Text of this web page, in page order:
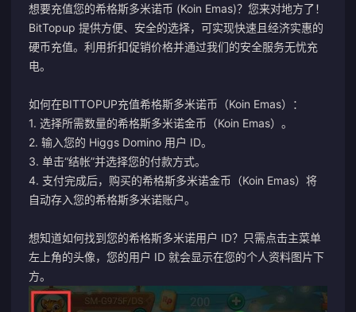
想要充值您的希格斯多米诺币 (Koin Emas)？您来对地方了！
BitTopup 提供方便、安全的选择，可实现快速且经济实惠的
硬币充值。利用折扣促销价格并通过我们的安全服务无忧充
电。
如何在BITTOPUP充值希格斯多米诺币（Koin Emas）：
1. 选择所需数量的希格斯多米诺金币（Koin Emas）。
2. 输入您的 Higgs Domino 用户 ID。
3. 单击“结帐”并选择您的付款方式。
4. 支付完成后，购买的希格斯多米诺金币（Koin Emas）将
自动存入您的希格斯多米诺账户。
想知道如何找到您的希格斯多米诺用户 ID？只需点击主菜单
左上角的头像，您的用户 ID 就会显示在您的个人资料图片下
方。